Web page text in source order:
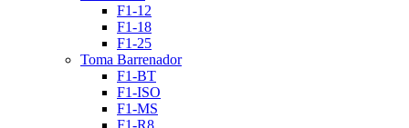
F1-12
F1-18
F1-25
Toma Barrenador
F1-BT
F1-ISO
F1-MS
F1-R8